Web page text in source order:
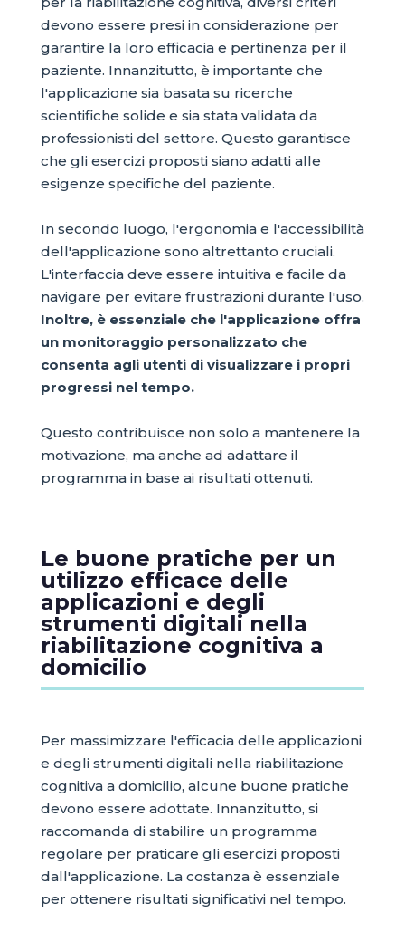
devono essere presi in considerazione per
garantire la loro efficacia e pertinenza per il
paziente. Innanzitutto, è importante che
l'applicazione sia basata su ricerche
scientifiche solide e sia stata validata da
professionisti del settore. Questo garantisce
che gli esercizi proposti siano adatti alle
esigenze specifiche del paziente.
In secondo luogo, l'ergonomia e l'accessibilità
dell'applicazione sono altrettanto cruciali.
L'interfaccia deve essere intuitiva e facile da
navigare per evitare frustrazioni durante l'uso.
Inoltre, è essenziale che l'applicazione offra
un monitoraggio personalizzato che
consenta agli utenti di visualizzare i propri
progressi nel tempo.
Questo contribuisce non solo a mantenere la
motivazione, ma anche ad adattare il
programma in base ai risultati ottenuti.
Le buone pratiche per un
utilizzo efficace delle
applicazioni e degli
strumenti digitali nella
riabilitazione cognitiva a
domicilio
Per massimizzare l'efficacia delle applicazioni
e degli strumenti digitali nella riabilitazione
cognitiva a domicilio, alcune buone pratiche
devono essere adottate. Innanzitutto, si
raccomanda di stabilire un programma
regolare per praticare gli esercizi proposti
dall'applicazione. La costanza è essenziale
per ottenere risultati significativi nel tempo.